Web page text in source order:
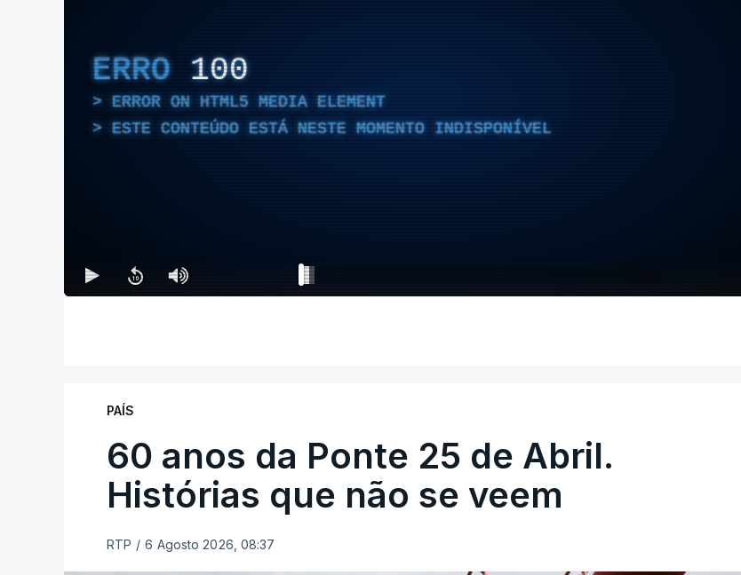
ERRO 100
ERROR ON HTML5 MEDIA ELEMENT
ESTE CONTEÚDO ESTÁ NESTE MOMENTO INDISPONÍVEL
PAÍS
60 anos da Ponte 25 de Abril.
Histórias que não se veem
RTP / 6 Agosto 2026, 08:37